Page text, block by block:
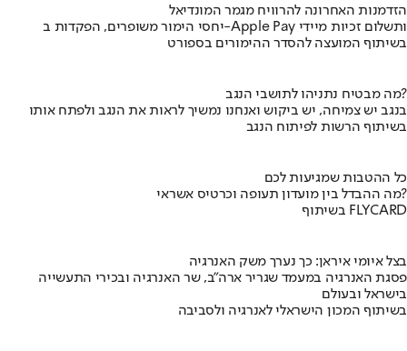
הזדמנות האחרונה להרוויח מגמר המונדיאל
יחסי הימור משופרים, הפקדות ב-Apple Pay ותשלום זכיות מיידי
בשיתוף המועצה להסדר ההימורים בספורט
מה מבטיח נתניהו לתושבי הנגב?
בנגב יש צמיחה, יש ביקוש ואנחנו נמשיך לראות את הנגב ולפתח אותו
בשיתוף הרשות לפיתוח הנגב
כל ההטבות שמגיעות לכם
מה ההבדל בין מועדון תעופה וכרטיס אשראי?
בשיתוף FLYCARD
בצל איומי איראן: כך נערך משק האנרגיה
פסגת האנרגיה במעמד שגריר ארה"ב, שר האנרגיה ובכירי התעשייה
בישראל ובעולם
בשיתוף המכון הישראלי לאנרגיה ולסביבה